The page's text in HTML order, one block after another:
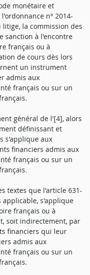
monétaire et
n° 2014-
la commission des
sanction à l'encontre
français ou à
de cours dès lors
un instrument
admis aux
français ou sur un
général de l'[4], alors
définissant et
s'applique aux
financiers admis aux
français ou sur un
textes que l'article 631-
applicable, s'applique
français ou à
soit indirectement, par
financiers qui leur
admis aux
français ou sur un